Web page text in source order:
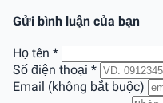
Gửi bình luận của bạn
Họ tên *
Số điện thoại *
Email (không bắt buộc)